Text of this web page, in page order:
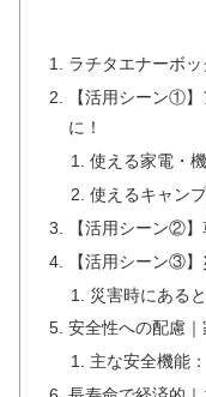
ラチタエナーボ
【活用シーン①
に！
使える家電・
使えるキャン
【活用シーン②
【活用シーン③
災害時にある
安全性への配慮
主な安全機能：